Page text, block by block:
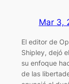
Mar 3,
El editor de
Shipley, dejó
su enfoque
de las